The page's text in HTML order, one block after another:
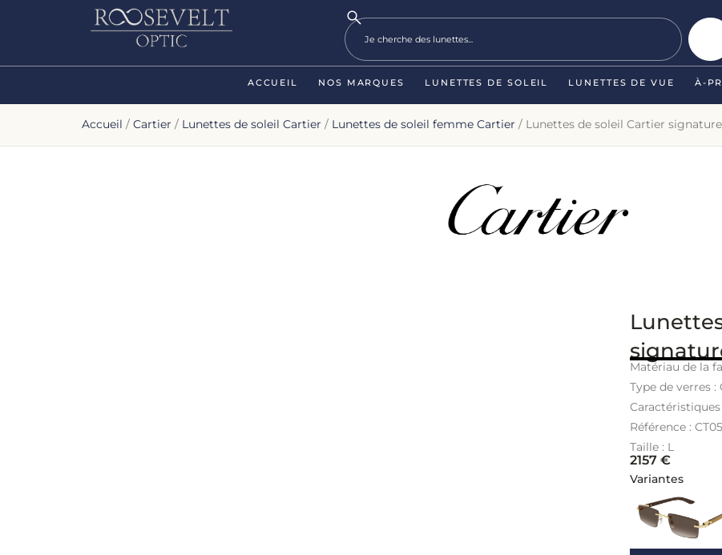
ACCUEIL NOS MARQUES LUNETTES DE SOLEIL LUNETTES DE VUE À-
Accueil / Cartier / Lunettes de soleil Cartier / Lunettes de soleil femme Cartier / Lunettes de soleil Cartier
Matériau de la
Type de verres
Référence :
Taille : L
2157 €
Variantes